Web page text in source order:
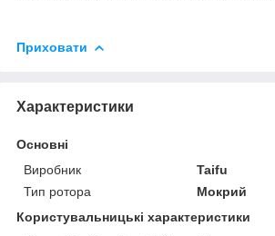
Приховати
Характеристики
Основні
Виробник
Taifu
Тип ротора
Мокрий
Користувальницькі характеристики